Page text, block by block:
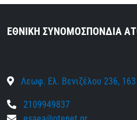
ΕΘΝΙΚΗ ΣΥΝΟΜΟΣΠΟΝΔΙΑ
Λεωφ. Ελ. Βενιζέλου 236,
2109949837